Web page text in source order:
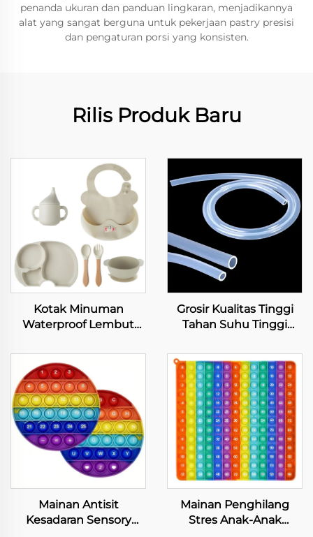
penanda ukuran dan panduan lingkaran, menjadikannya
alat yang sangat berguna untuk pekerjaan pastry presisi
dan pengaturan porsi yang konsisten.
Rilis Produk Baru
Kotak Minuman
Waterproof Lembut
untuk Pelindung Meja
Grosir Kualitas Tinggi
Tahan Suhu Tinggi
Bebas BPA Tabung
Silicone Medis Bahan
Makanan Grade Selang
Mainan Antisit
Kesadaran Sensory
Mainan Penghilang
Stres Anak-Anak